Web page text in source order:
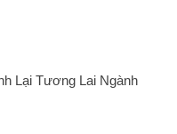
Lại Tương Lai Ngành